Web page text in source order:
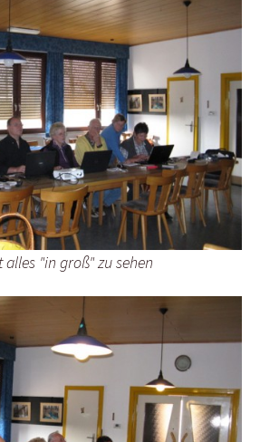
"in groß" zu sehen